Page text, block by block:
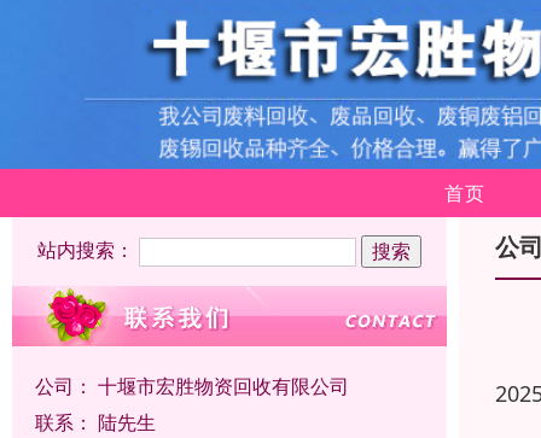
首页
站内搜索：
公司： 十堰市宏胜物资回收有限公司
联系： 陆先生
公